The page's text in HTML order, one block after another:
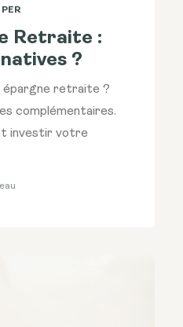
PER
Retraite :
?
épargne retraite ?
complémentaires.
investir votre